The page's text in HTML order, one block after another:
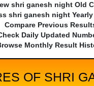
shri ganesh night Old
shri ganesh night Yearly
Compare Previous
Daily Updated
Monthly Result
OF SHRI